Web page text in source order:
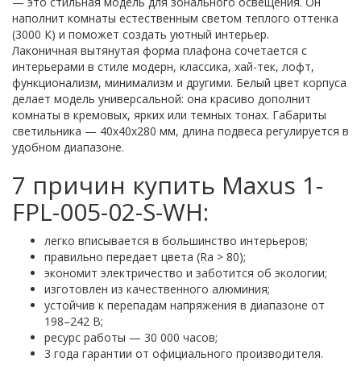
наполнит комнаты естественным светом теплого оттенка
(3000 К) и поможет создать уютный интерьер.
Лаконичная вытянутая форма плафона сочетается с
интерьерами в стиле модерн, классика, хай-тек, лофт,
функционализм, минимализм и другими. Белый цвет корпуса
делает модель универсальной: она красиво дополнит
комнаты в кремовых, ярких или темных тонах. Габариты
светильника — 40х40х280 мм, длина подвеса регулируется в
удобном диапазоне.
7 причин купить Maxus 1-
FPL-005-02-S-WH:
легко вписывается в большинство интерьеров;
правильно передает цвета (Ra > 80);
экономит электричество и заботится об экологии;
изготовлен из качественного алюминия;
устойчив к перепадам напряжения в диапазоне от
198–242 В;
ресурс работы — 30 000 часов;
3 года гарантии от официального производителя.